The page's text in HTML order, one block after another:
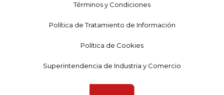
Términos y Condiciones
Política de Tratamiento de Información
Política de Cookies
Superintendencia de Industria y Comercio